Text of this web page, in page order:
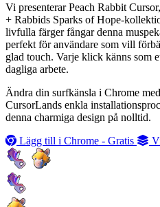
Vi presenterar Peach Rabbit
+ Rabbids Sparks of Hope-
livfulla färger fångar denna
perfekt för användare som vill
glad touch. Varje klick känns som
dagliga arbete.
Ändra din surfkänsla i Chrome
CursorLands enkla
denna charmiga design på nolltid.
Lägg till i Chrome - Gratis